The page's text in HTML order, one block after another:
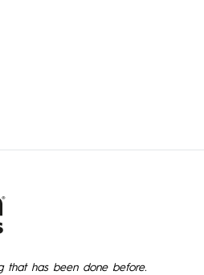
that has been done before.